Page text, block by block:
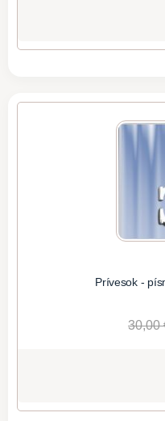
Prívesok -
30,00